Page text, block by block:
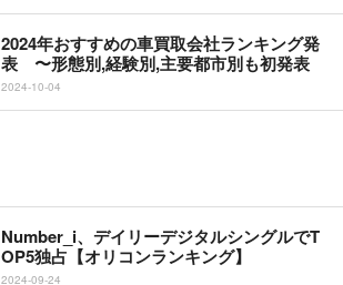
2024年おすすめの車買取会社ランキング発
表 〜形態別,経験別,主要都市別も初発表
2024-10-04
Number_i、デイリーデジタルシングルでT
OP5独占【オリコンランキング】
2024-09-24